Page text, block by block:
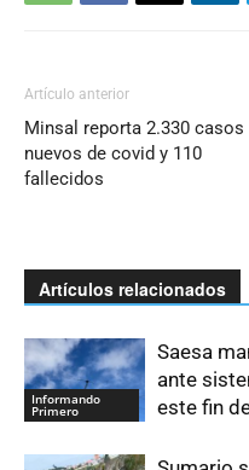
Artículo anterior
Minsal reporta 2.330 casos
nuevos de covid y 110
fallecidos
Artículos relacionados
Informando
Primero
Saesa
ante
este fin